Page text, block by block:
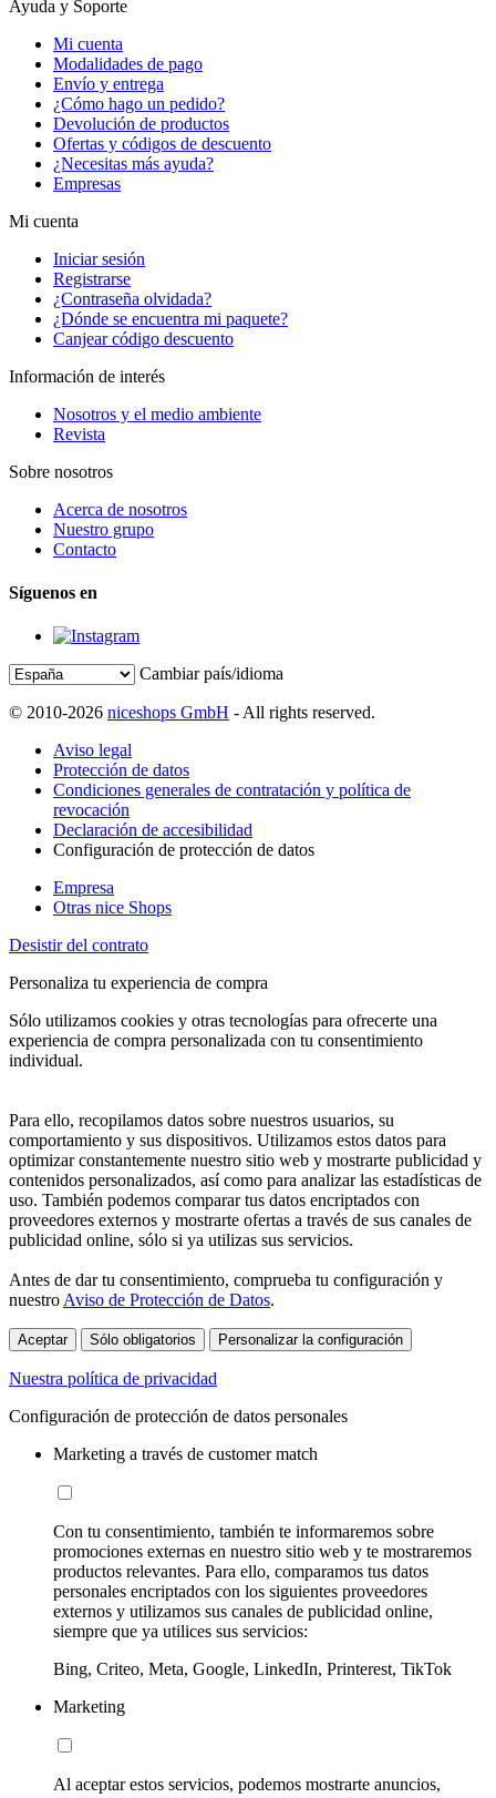
Ayuda y Soporte
Mi cuenta
Modalidades de pago
Envío y entrega
¿Cómo hago un pedido?
Devolución de productos
Ofertas y códigos de descuento
¿Necesitas más ayuda?
Empresas
Mi cuenta
Iniciar sesión
Registrarse
¿Contraseña olvidada?
¿Dónde se encuentra mi paquete?
Canjear código descuento
Información de interés
Nosotros y el medio ambiente
Revista
Sobre nosotros
Acerca de nosotros
Nuestro grupo
Contacto
Síguenos en
Cambiar país/idioma
© 2010-2026 niceshops GmbH - All rights reserved.
Aviso legal
Protección de datos
Condiciones generales de contratación y política de
revocación
Declaración de accesibilidad
Configuración de protección de datos
Empresa
Otras nice Shops
Desistir del contrato
Personaliza tu experiencia de compra
Sólo utilizamos cookies y otras tecnologías para ofrecerte una
experiencia de compra personalizada con tu consentimiento
individual.
Para ello, recopilamos datos sobre nuestros usuarios, su
comportamiento y sus dispositivos. Utilizamos estos datos para
optimizar constantemente nuestro sitio web y mostrarte publicidad y
contenidos personalizados, así como para analizar las estadísticas de
uso. También podemos comparar tus datos encriptados con
proveedores externos y mostrarte ofertas a través de sus canales de
publicidad online, sólo si ya utilizas sus servicios.
Antes de dar tu consentimiento, comprueba tu configuración y
nuestro Aviso de Protección de Datos.
Aceptar Sólo obligatorios Personalizar la configuración
Nuestra política de privacidad
Configuración de protección de datos personales
Marketing a través de customer match
Con tu consentimiento, también te informaremos sobre
promociones externas en nuestro sitio web y te mostraremos
productos relevantes. Para ello, comparamos tus datos
personales encriptados con los siguientes proveedores
externos y utilizamos sus canales de publicidad online,
siempre que ya utilices sus servicios:
Bing, Criteo, Meta, Google, LinkedIn, Printerest, TikTok
Marketing
Al aceptar estos servicios, podemos mostrarte anuncios,